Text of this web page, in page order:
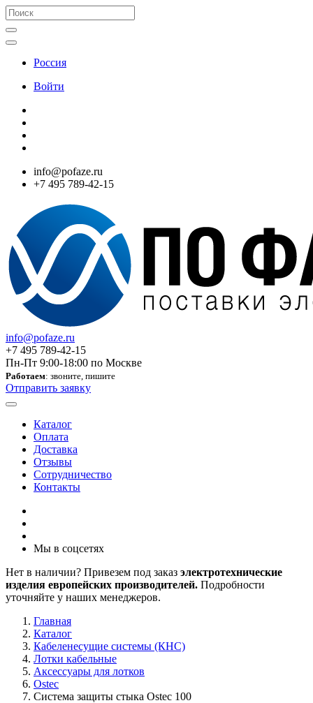
Россия
Войти
info@pofaze.ru
+7 495 789-42-15
info@pofaze.ru
+7 495 789-42-15
Пн-Пт 9:00-18:00 по Москве
Работаем: звоните, пишите
Отправить заявку
Каталог
Оплата
Доставка
Отзывы
Сотрудничество
Контакты
Мы в соцсетях
Нет в наличии? Привезем под заказ электротехнические
изделия европейских производителей. Подробности
уточняйте у наших менеджеров.
Главная
Каталог
Кабеленесущие системы (КНС)
Лотки кабельные
Аксессуары для лотков
Ostec
Система защиты стыка Ostec 100